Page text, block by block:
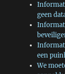
geen
een
We